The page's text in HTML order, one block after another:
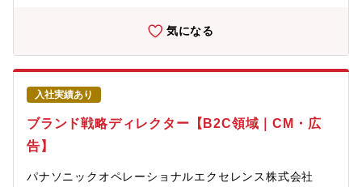
しており、実践的にスキルアップを図る機会・情報共有の機会が
増えている環境です。■在宅勤務中心に業務を進め、必要に応じて
出社するという業務スタイルが多いです。【キャリアパス】様々
なパナソニック事業に対応している会社であり、新たな事業領域
へのキャリア、または権利取得から契約・ライセンス・渉外・戦
略などへと知財領域をマルチ人材へのキャリアデザイン可能で
す。【採用について】※大阪、東京2拠点での募集です。パナソニ
ック オペレーショナルエクセレンス株式会社にご入社いただき、
パナソニックＩＰマネジメント株式会社に出向となります。※ 待
と同様です。
のフェーズにあり、即戦力として価値発揮いただける方を求めて
います。【職務概要】■広告／ブランディングにおける新しい表現
手法の開発■AIを活用したクリエイティブ制作・プロトタイピング
■制作プロセスの効率化／自動化■内製化推進および業務改善■クリ
エイティブテクノロジー領域のR&D活動■社外パートナーと連携し
た新手法の検証・実装【配属組織】パナソニック株式会社コミュ
ニケーションデザインセンター（約100名が在籍）所属予定のデザ
イン部門メンバー12名【本ポジションの魅力】■AI×クリエイティ
ブの最前線に関わりながら、生成AIや最新技術を活用した新しい
役割そのものを設計でき、自身の専門性や興味をベースにポジシ
気になる
入社実績あり
ブランド戦略ディレクター【B2C領域｜CM・広
告】
パナソニックオペレーショナルエクセレンス株式会社